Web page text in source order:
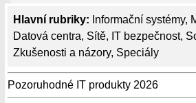
Hlavní rubriky: Informační systémy,
Datová centra, Sítě, IT bezpečnost,
Zkušenosti a názory, Speciály
Pozoruhodné IT produkty 2026